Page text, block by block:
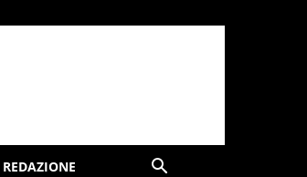
REDAZIONE